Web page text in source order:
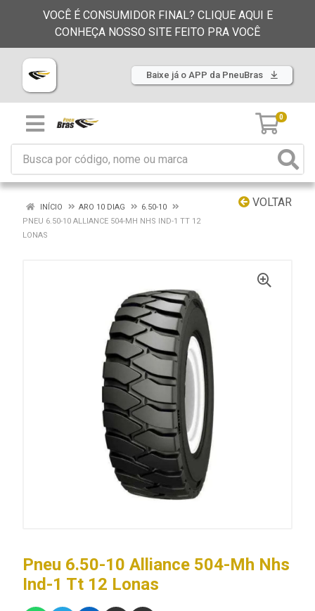
VOCÊ É CONSUMIDOR FINAL? CLIQUE AQUI E
CONHEÇA NOSSO SITE FEITO PRA VOCÊ
Baixe já o APP da PneuBras
0
VOLTAR
INÍCIO ARO 10 DIAG
6.50-10
PNEU 6.50-10 ALLIANCE 504-MH NHS IND-1 TT 12
LONAS
Pneu 6.50-10 Alliance 504-Mh Nhs
Ind-1 Tt 12 Lonas